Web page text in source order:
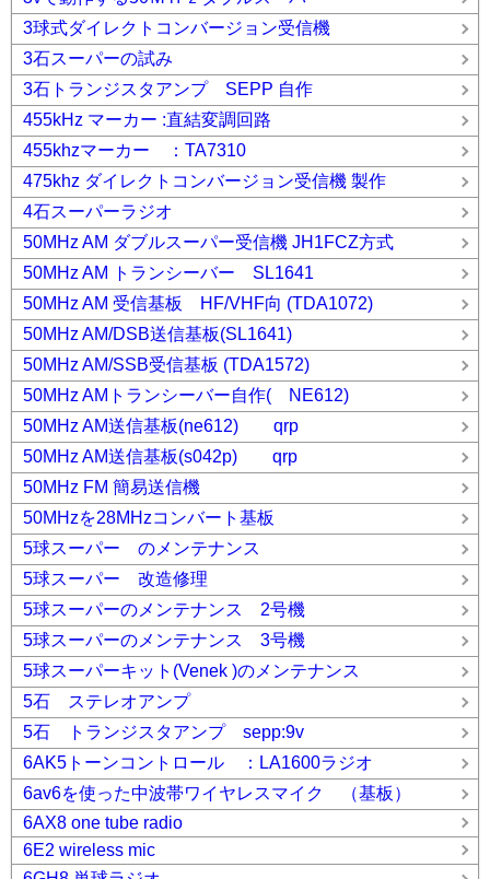
3球式ダイレクトコンバージョン受信機
3石スーパーの試み
3石トランジスタアンプ SEPP 自作
455kHz マーカー :直結変調回路
455khzマーカー ：TA7310
475khz ダイレクトコンバージョン受信機 製作
4石スーパーラジオ
50MHz AM ダブルスーパー受信機 JH1FCZ方式
50MHz AM トランシーバー SL1641
50MHz AM 受信基板 HF/VHF向 (TDA1072)
50MHz AM/DSB送信基板(SL1641)
50MHz AM/SSB受信基板 (TDA1572)
50MHz AMトランシーバー自作( NE612)
50MHz AM送信基板(ne612) qrp
50MHz AM送信基板(s042p) qrp
50MHz FM 簡易送信機
50MHzを28MHzコンバート基板
5球スーパー のメンテナンス
5球スーパー 改造修理
5球スーパーのメンテナンス 2号機
5球スーパーのメンテナンス 3号機
5球スーパーキット(Venek )のメンテナンス
5石 ステレオアンプ
5石 トランジスタアンプ sepp:9v
6AK5トーンコントロール ：LA1600ラジオ
6av6を使った中波帯ワイヤレスマイク （基板）
6AX8 one tube radio
6E2 wireless mic